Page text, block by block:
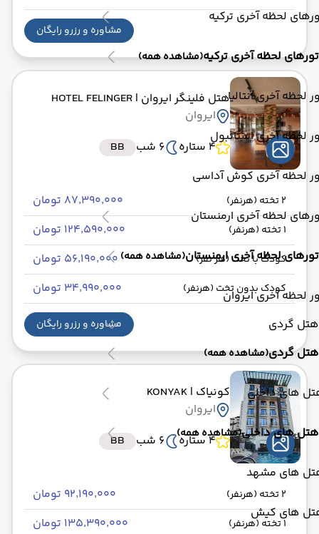
لحظه آخری ترکیه
تورهای لحظه آخری ترکیه(مشاهده همه)
لحظه آخری آنتالیا
لحظه آخری استانبول
لحظه آخری کوش آداسی
لحظه آخری ارمنستان
تورهای لحظه آخری ارمنستان(مشاهده همه)
لحظه آخری ایروان
هتل گردی
هتل گردی(مشاهده همه)
های داخلی
هتل های داخلی(مشاهده همه)
های مشهد
های کیش
مشاوره و رزرو رایگان
هتل فلینگر ایروان | HOTEL FELINGER
ایروان
4 ستاره
6 شب BB
2 تخته (هرنفر) ۸۷٬۳۹۰٬۰۰۰ تومان
1 تخته (هرنفر) ۱۲۴٬۵۹۰٬۰۰۰ تومان
کودک با تخت (هر نفر) ۵۶٬۱۹۰٬۰۰۰ تومان
کودک بدون تخت (هرنفر) ۳۴٬۹۹۰٬۰۰۰ تومان
مشاوره و رزرو رایگان
کونیاک | KONYAK
ایروان
4 ستاره
6 شب BB
2 تخته (هرنفر) ۹۲٬۱۹۰٬۰۰۰ تومان
1 تخته (هرنفر) ۱۳۵٬۳۹۰٬۰۰۰ تومان